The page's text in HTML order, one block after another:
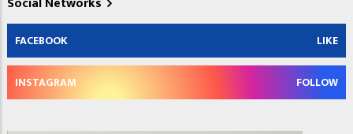
FACEBOOK LIKE
INSTAGRAM FOLLOW